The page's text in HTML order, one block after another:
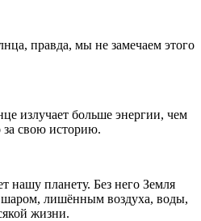
правда, мы не замечаем этого
излучает больше энергии, чем
за свою историю.
нашу планету. Без него Земля
лишённым воздуха, воды,
жизни.